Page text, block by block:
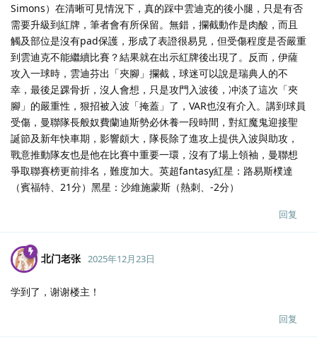
Simons）在清晰可見情況下，真的踩中雲迪克的後小腿，只是有否
需要升級到紅牌，筆者會有所保留。無錯，攔截動作是肉酸，而且
觸及部位是沒有pad保護，形成了表證很易見，但受傷程度是否嚴重
到雲迪克不能繼續比賽？結果就在出示紅牌後出現了。反而，伊薩
攻入一球時，雲迪芬出「夾腳」攔截，球迷可以說是瑞典人的不
幸，最後足踝骨折，沒人會想，只是攻門入波後，冲淡了這次「夾
腳」的嚴重性，狠招被入波「掩蓋」了，VAR也沒有介入。講到球員
受傷，曼聯隊長般奴費蘭迪斯勢必休養一段時間，對紅魔鬼迎接聖
誕節及新年快車期，影響頗大，隊長除了進攻上提供入波與助攻，
戰意推動隊友也是他在比賽中重要一環，沒有了場上領袖，曼聯想
爭取聯賽榜更前排名，難度加大。英超fantasy紅星：路易斯樸達
（賓福特、21分）黑星：沙維施蒙斯（熱刺、-2分）
回复
北门老张 2025年12月23日
学到了，谢谢楼主！
回复